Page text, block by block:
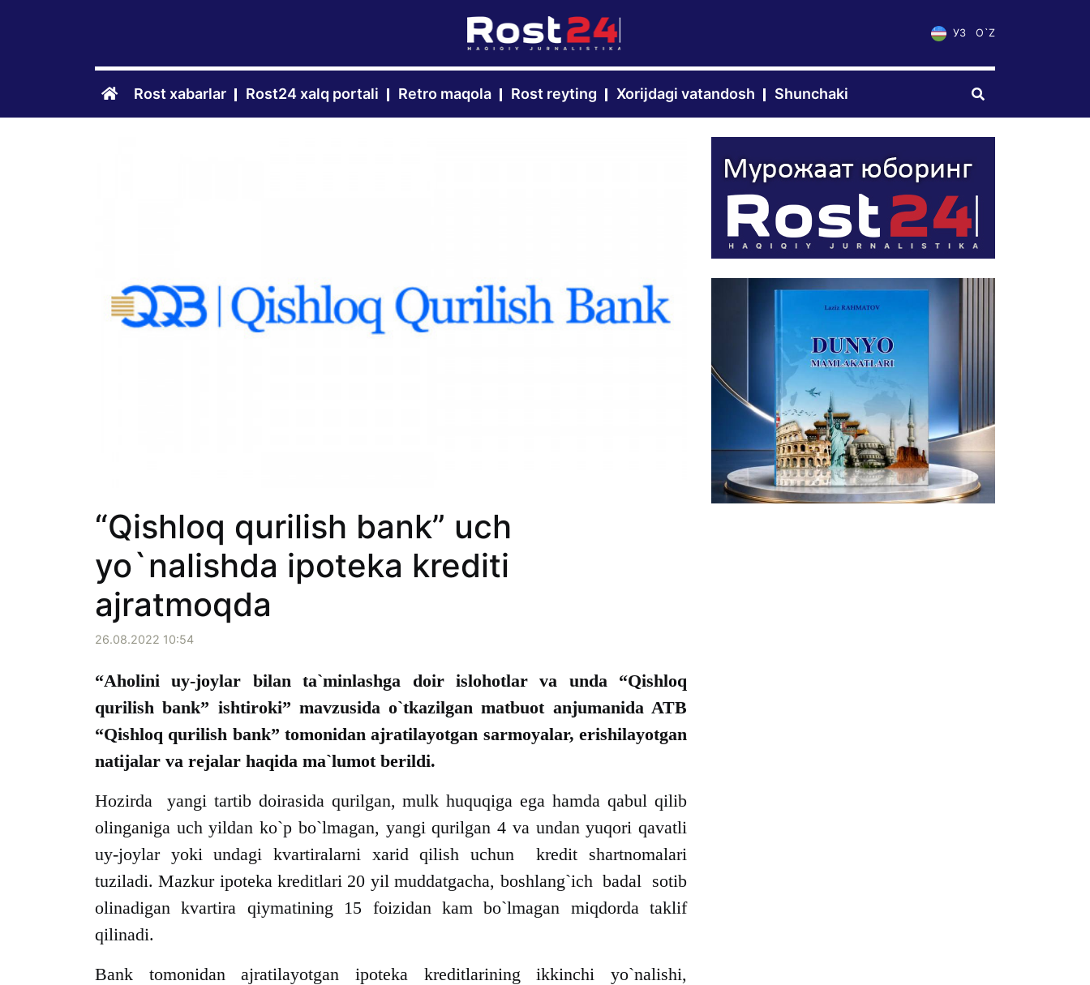
УЗ O`Z
Rost xabarlar Rost24 xalq portali Retro maqola Rost reyting Xorijdagi vatandosh Shunchaki
“Qishloq qurilish bank” uch
yo`nalishda ipoteka krediti
ajratmoqda
26.08.2022 10:54
“Aholini uy-joylar bilan ta`minlashga doir islohotlar va unda “Qishloq
qurilish bank” ishtiroki” mavzusida o`tkazilgan matbuot anjumanida ATB
“Qishloq qurilish bank” tomonidan ajratilayotgan sarmoyalar, erishilayotgan
natijalar va rejalar haqida ma`lumot berildi.
Hozirda yangi tartib doirasida qurilgan, mulk huquqiga ega hamda qabul qilib
olinganiga uch yildan ko`p bo`lmagan, yangi qurilgan 4 va undan yuqori qavatli
uy-joylar yoki undagi kvartiralarni xarid qilish uchun kredit shartnomalari
tuziladi. Mazkur ipoteka kreditlari 20 yil muddatgacha, boshlang`ich badal sotib
olinadigan kvartira qiymatining 15 foizidan kam bo`lmagan miqdorda taklif
qilinadi.
Bank tomonidan ajratilayotgan ipoteka kreditlarining ikkinchi yo`nalishi,